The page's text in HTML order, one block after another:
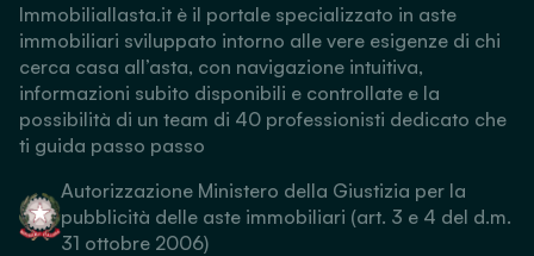
Immobiliallasta.it è il portale specializzato in aste
immobiliari sviluppato intorno alle vere esigenze di chi
cerca casa all’asta, con navigazione intuitiva,
informazioni subito disponibili e controllate e la
possibilità di un team di 40 professionisti dedicato che
ti guida passo passo
Autorizzazione Ministero della Giustizia per la
pubblicità delle aste immobiliari (art. 3 e 4 del d.m.
31 ottobre 2006)